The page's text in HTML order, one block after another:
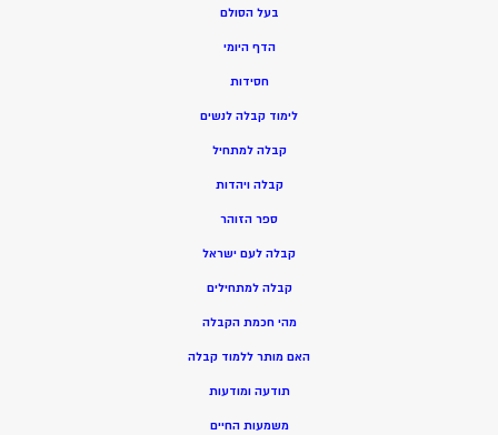
בעל הסולם
הדף היומי
חסידות
לימוד קבלה לנשים
קבלה למתחיל
קבלה ויהדות
ספר הזוהר
קבלה לעם ישראל
קבלה למתחילים
מהי חכמת הקבלה
האם מותר ללמוד קבלה
תודעה ומודעות
משמעות החיים